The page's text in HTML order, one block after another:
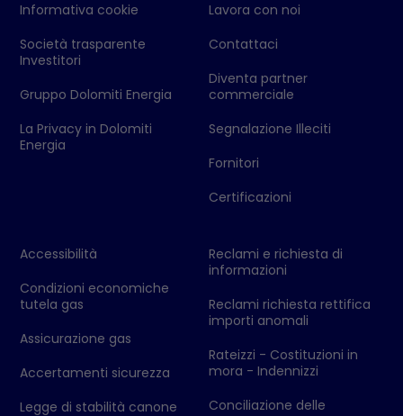
Informativa cookie
Società trasparente
Investitori
Gruppo Dolomiti Energia
La Privacy in Dolomiti
Energia
Lavora con noi
Contattaci
Diventa partner
commerciale
Segnalazione Illeciti
Fornitori
Certificazioni
Accessibilità
Condizioni economiche
tutela gas
Assicurazione gas
Accertamenti sicurezza
Legge di stabilità canone
Reclami e richiesta di
informazioni
Reclami richiesta rettifica
importi anomali
Rateizzi - Costituzioni in
mora - Indennizzi
Conciliazione delle